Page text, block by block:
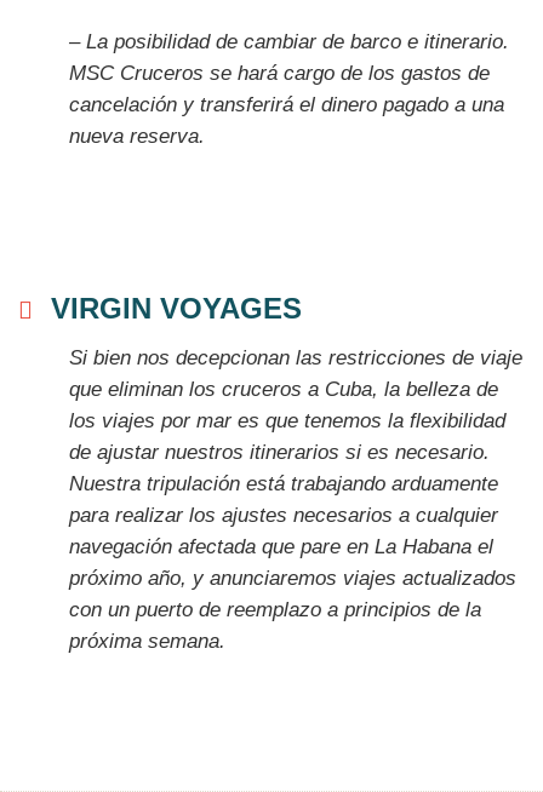
– La posibilidad de cambiar de barco e itinerario.
MSC Cruceros se hará cargo de los gastos de
cancelación y transferirá el dinero pagado a una
nueva reserva.
VIRGIN VOYAGES
Si bien nos decepcionan las restricciones de viaje
que eliminan los cruceros a Cuba, la belleza de
los viajes por mar es que tenemos la flexibilidad
de ajustar nuestros itinerarios si es necesario.
Nuestra tripulación está trabajando arduamente
para realizar los ajustes necesarios a cualquier
navegación afectada que pare en La Habana el
próximo año, y anunciaremos viajes actualizados
con un puerto de reemplazo a principios de la
próxima semana.